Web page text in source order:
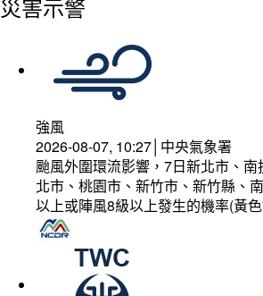
災害示警
強風
2026-08-07, 10:27│中央氣象署
颱風外圍環流影響，7日新北市、
北市、桃園市、新竹市、新竹縣、
以上或陣風8級以上發生的機率(黃